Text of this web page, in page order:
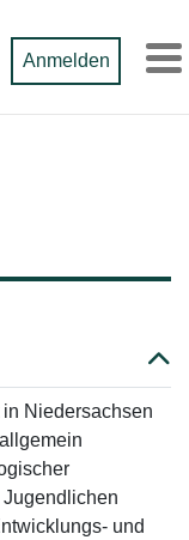
Anmelden
Niedersachsen
und